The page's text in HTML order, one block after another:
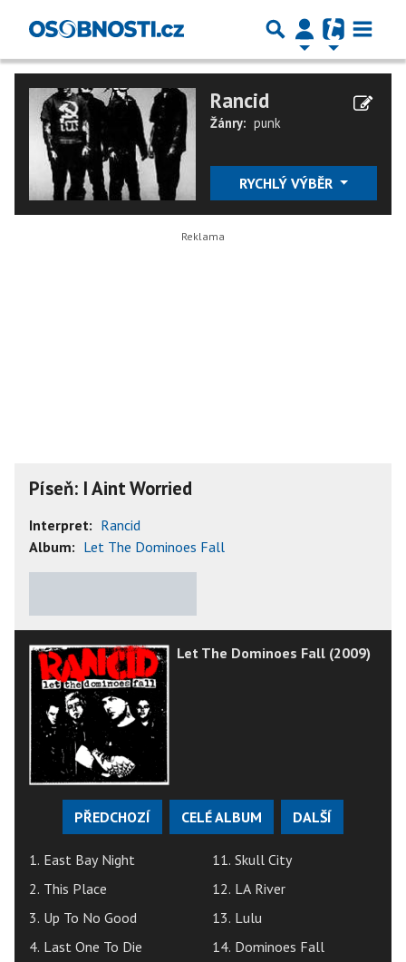
Rancid
Žánry: punk
RYCHLÝ VÝBĚR
Píseň: I Aint Worried
Interpret: Rancid
Album: Let The Dominoes Fall
Let The Dominoes Fall (2009)
PŘEDCHOZÍ CELÉ ALBUM DALŠÍ
1. East Bay Night
2. This Place
3. Up To No Good
4. Last One To Die
11. Skull City
12. LA River
13. Lulu
14. Dominoes Fall